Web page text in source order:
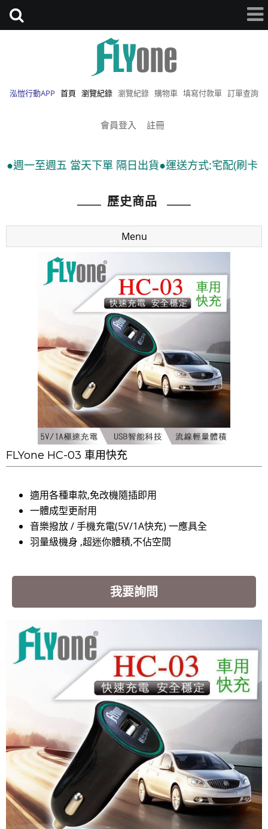
泓愷行動APP 首頁 瀏覽紀錄 瀏覽紀錄 購物車 填寫付款單 訂單查詢
會員登入 註冊
至週五 當天下單 隔日出貨●運送方式:宅配(刷卡、匯
歷史商品
Menu
FLYone HC-03 車用快充
適用各種車款,免改機隨插即用
一體成型更耐用
音樂撥放 / 手機充電(5V/1A快充) 一應具全
羽量級機身 ,超迷你體積,不佔空間
我要詢問